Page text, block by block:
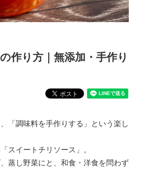
作り方｜無添加・手作り
「調味料を手作りする」という楽し
スイートチリソース」。
蒸し野菜にと、和食・洋食を問わず